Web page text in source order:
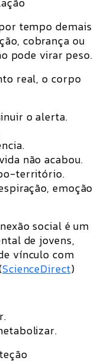
tempo demais
cobrança ou
pode virar peso.
real, o corpo
o alerta.
não acabou.
território.
emoção
social é um
de jovens,
vínculo com
ScienceDirect)